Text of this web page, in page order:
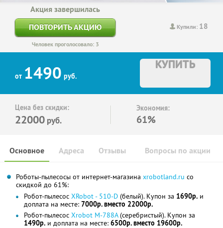
Купили: 18
Акция завершилась
ПОВТОРИТЬ АКЦИЮ
Человек проголосовало: 3
от 1490 руб.
КУПИТЬ
Цена без скидки:
22000 руб.
Экономия:
61%
Основное Отзывы Вопросы по акции
Адреса
Роботы-пылесосы от интернет-магазина xrobotland.ru со
скидкой до 61%:
Робот-пылесос XRobot - 510-D (белый). Купон за 1690р. и
доплата на месте: 7000р. вместо 22000р.
Робот-пылесос Xrobot M-788A(серебристый). Купон за
1490р. и доплата на месте: 6500р. вместо 19600р.